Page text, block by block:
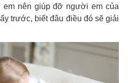
em nên giúp đỡ người em của
trước, biết đâu điều đó sẽ giải